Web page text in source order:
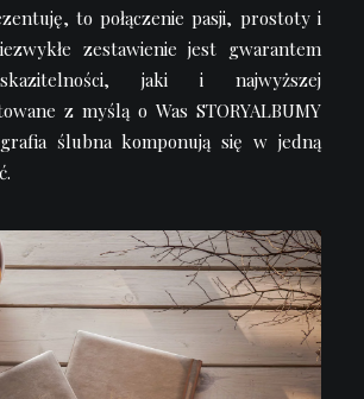
to połączenie pasji, prostoty i
zestawienie jest gwarantem
jaki i najwyższej
z myślą o Was STORYALBUMY
ślubna komponują się w jedną